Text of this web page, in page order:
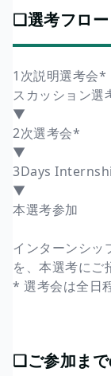
❏選考フロー
1次説明選考会*
スカッション選
▼
2次選考会*
▼
3Days
▼
本選考参加
インターンシッ
を、本選考にご
* 選考会は全日
❏ご参加ま